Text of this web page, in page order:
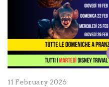
11 February 2026